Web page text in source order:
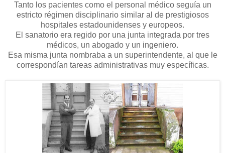
Tanto los pacientes como el personal médico seguía un
estricto régimen disciplinario similar al de prestigiosos
hospitales estadounidenses y europeos.
El sanatorio era regido por una junta integrada por tres
médicos, un abogado y un ingeniero.
Esa misma junta nombraba a un superintendente, al que le
correspondían tareas administrativas muy específicas.